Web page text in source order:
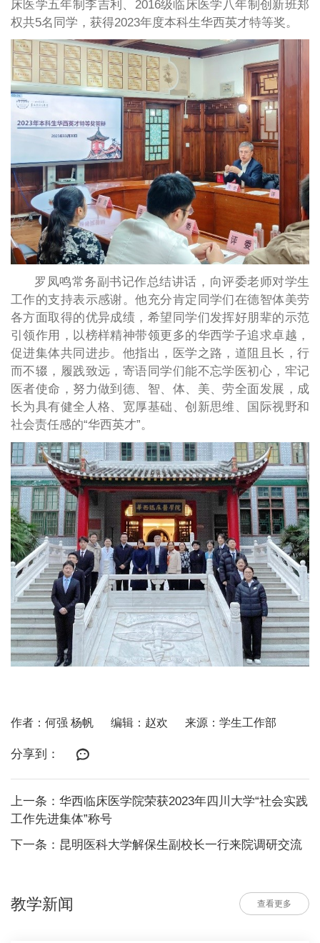
床医学五年制李吉利、2016级临床医学八年制创新班郑
权共5名同学，获得2023年度本科生华西英才特等奖。
罗凤鸣常务副书记作总结讲话，向评委老师对学生
工作的支持表示感谢。他充分肯定同学们在德智体美劳
各方面取得的优异成绩，希望同学们发挥好朋辈的示范
引领作用，以榜样精神带领更多的华西学子追求卓越，
促进集体共同进步。他指出，医学之路，道阻且长，行
而不辍，履践致远，寄语同学们能不忘学医初心，牢记
医者使命，努力做到德、智、体、美、劳全面发展，成
长为具有健全人格、宽厚基础、创新思维、国际视野和
社会责任感的“华西英才”。
作者：何强 杨帆 编辑：赵欢 来源：学生工作部
分享到：
上一条：华西临床医学院荣获2023年四川大学“社会实践
工作先进集体”称号
下一条：昆明医科大学解保生副校长一行来院调研交流
教学新闻 查看更多